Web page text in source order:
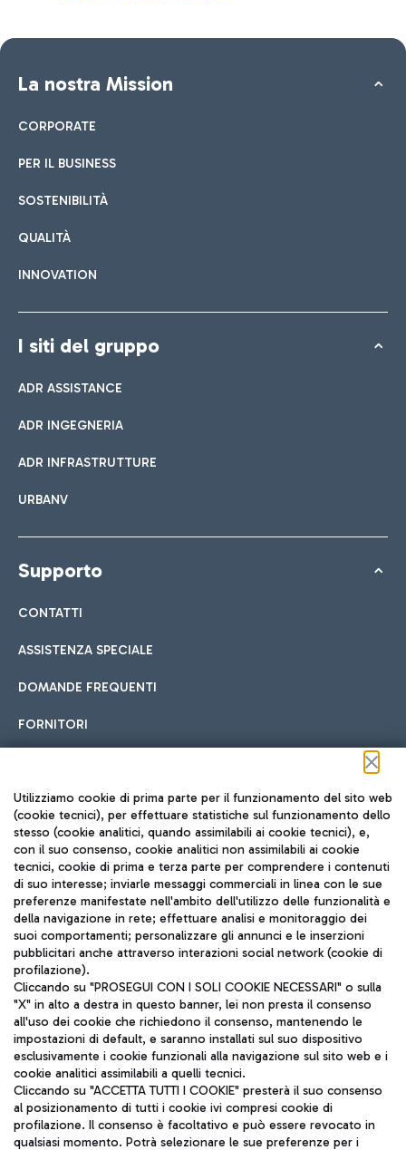
La nostra Mission
CORPORATE
PER IL BUSINESS
SOSTENIBILITÀ
QUALITÀ
INNOVATION
I siti del gruppo
ADR ASSISTANCE
ADR INGEGNERIA
ADR INFRASTRUTTURE
URBANV
Supporto
CONTATTI
ASSISTENZA SPECIALE
DOMANDE FREQUENTI
FORNITORI
Seguici sui social
TRAVEL JOURNAL
ITA
Aeroporti di Roma S.p.A. - Società soggetta a direzione e
coordinamento di Mundys S.p.A.
Codice fiscale e Registro delle Imprese di Roma 13032990155 P.
IVA 06572251004
Capitale sociale 62.224.743,00 int. vers.
Utilizziamo cookie di prima parte per il funzionamento del sito web
(cookie tecnici), per effettuare statistiche sul funzionamento dello
stesso (cookie analitici, quando assimilabili ai cookie tecnici), e,
con il suo consenso, cookie analitici non assimilabili ai cookie
tecnici, cookie di prima e terza parte per comprendere i contenuti
di suo interesse; inviarle messaggi commerciali in linea con le sue
preferenze manifestate nell'ambito dell'utilizzo delle funzionalità e
della navigazione in rete; effettuare analisi e monitoraggio dei
suoi comportamenti; personalizzare gli annunci e le inserzioni
pubblicitari anche attraverso interazioni social network (cookie di
profilazione).
Cliccando su "PROSEGUI CON I SOLI COOKIE NECESSARI" o sulla
"X" in alto a destra in questo banner, lei non presta il consenso
all'uso dei cookie che richiedono il consenso, mantenendo le
impostazioni di default, e saranno installati sul suo dispositivo
esclusivamente i cookie funzionali alla navigazione sul sito web e i
cookie analitici assimilabili a quelli tecnici.
Cliccando su "ACCETTA TUTTI I COOKIE" presterà il suo consenso
al posizionamento di tutti i cookie ivi compresi cookie di
profilazione. Il consenso è facoltativo e può essere revocato in
qualsiasi momento. Potrà selezionare le sue preferenze per i